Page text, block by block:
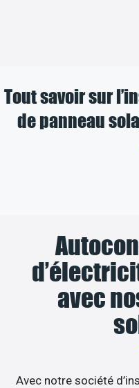
Tout savoir sur
de panneau
avec
Avec notre société